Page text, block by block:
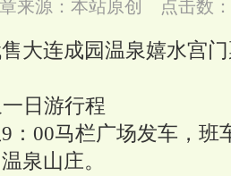
来源：本站原创 点击数：
大连成园温泉嬉水宫
日游行程
：00马栏广场发车，班
泉山庄。